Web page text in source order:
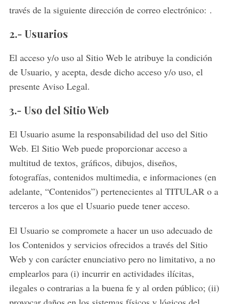
través de la siguiente dirección de correo electrónico: .
2.- Usuarios
El acceso y/o uso al Sitio Web le atribuye la condición
de Usuario, y acepta, desde dicho acceso y/o uso, el
presente Aviso Legal.
3.- Uso del Sitio Web
El Usuario asume la responsabilidad del uso del Sitio
Web. El Sitio Web puede proporcionar acceso a
multitud de textos, gráficos, dibujos, diseños,
fotografías, contenidos multimedia, e informaciones (en
adelante, “Contenidos”) pertenecientes al TITULAR o a
terceros a los que el Usuario puede tener acceso.
El Usuario se compromete a hacer un uso adecuado de
los Contenidos y servicios ofrecidos a través del Sitio
Web y con carácter enunciativo pero no limitativo, a no
emplearlos para (i) incurrir en actividades ilícitas,
ilegales o contrarias a la buena fe y al orden público; (ii)